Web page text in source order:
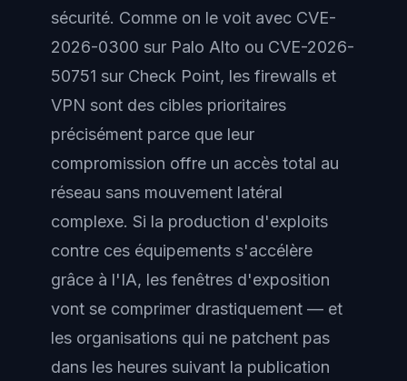
sécurité. Comme on le voit avec CVE-
2026-0300 sur Palo Alto ou CVE-2026-
50751 sur Check Point, les firewalls et
VPN sont des cibles prioritaires
précisément parce que leur
compromission offre un accès total au
réseau sans mouvement latéral
complexe. Si la production d'exploits
contre ces équipements s'accélère
grâce à l'IA, les fenêtres d'exposition
vont se comprimer drastiquement — et
les organisations qui ne patchent pas
dans les heures suivant la publication